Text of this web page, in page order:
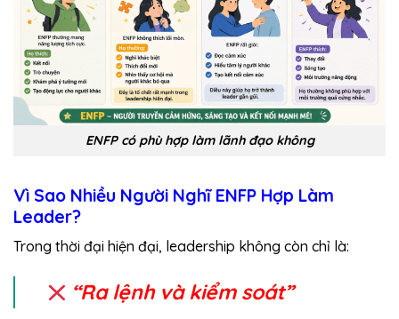
ENFP có phù hợp làm lãnh đạo không
Vì Sao Nhiều Người Nghĩ ENFP Hợp Làm
Leader?
Trong thời đại hiện đại, leadership không còn chỉ là:
“Ra lệnh và kiểm soát”